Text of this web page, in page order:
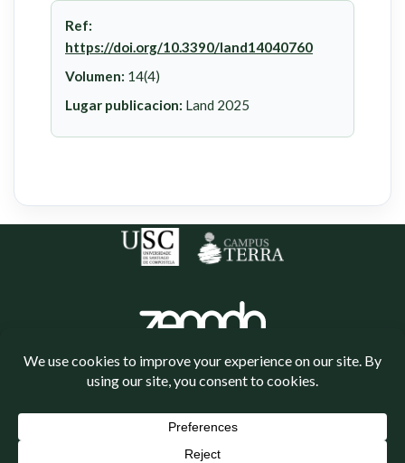
Ref:
https://doi.org/10.3390/land14040760
Volumen: 14(4)
Lugar publicacion: Land 2025
Política de privacidade